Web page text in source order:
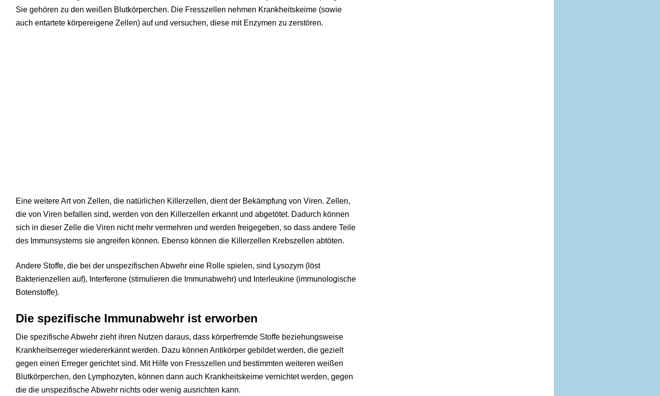
Sie gehören zu den weißen Blutkörperchen. Die Fresszellen nehmen Krankheitskeime (sowie
auch entartete körpereigene Zellen) auf und versuchen, diese mit Enzymen zu zerstören.
Eine weitere Art von Zellen, die natürlichen Killerzellen, dient der Bekämpfung von Viren. Zellen,
die von Viren befallen sind, werden von den Killerzellen erkannt und abgetötet. Dadurch können
sich in dieser Zelle die Viren nicht mehr vermehren und werden freigegeben, so dass andere Teile
des Immunsystems sie angreifen können. Ebenso können die Killerzellen Krebszellen abtöten.
Andere Stoffe, die bei der unspezifischen Abwehr eine Rolle spielen, sind Lysozym (löst
Bakterienzellen auf), Interferone (stimulieren die Immunabwehr) und Interleukine (immunologische
Botenstoffe).
Die spezifische Immunabwehr ist erworben
Die spezifische Abwehr zieht ihren Nutzen daraus, dass körperfremde Stoffe beziehungsweise
Krankheitserreger wiedererkannt werden. Dazu können Antikörper gebildet werden, die gezielt
gegen einen Erreger gerichtet sind. Mit Hilfe von Fresszellen und bestimmten weiteren weißen
Blutkörperchen, den Lymphozyten, können dann auch Krankheitskeime vernichtet werden, gegen
die die unspezifische Abwehr nichts oder wenig ausrichten kann.